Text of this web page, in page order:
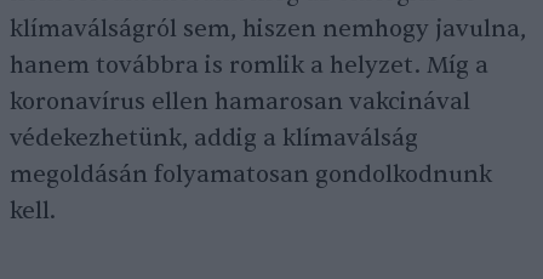
klímaválságról sem, hiszen nemhogy javulna,
hanem továbbra is romlik a helyzet. Míg a
koronavírus ellen hamarosan vakcinával
védekezhetünk, addig a klímaválság
megoldásán folyamatosan gondolkodnunk
kell.